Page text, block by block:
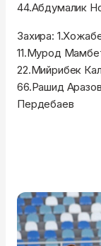
44.Абдумалик
Захира:
11.Мурод
22.Мийрибек
66.Рашид
Пердебаев